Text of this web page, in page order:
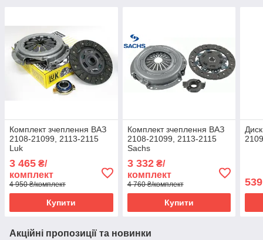
Комплект зчеплення ВАЗ
2108-21099, 2113-2115
Luk
3 465 ₴/
комплект
4 950 ₴/комплект
Купити
Комплект зчеплення ВАЗ
2108-21099, 2113-2115
Sachs
3 332₴/
комплект
4 760 ₴/комплект
Купити
539
Акційні пропозиції та новинки